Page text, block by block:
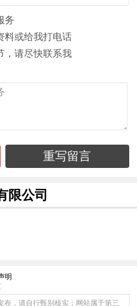
务
料或给我打电话
，请尽快联系我
重写留言
限公司
明
布，请自行甄别核实；网站属于第三